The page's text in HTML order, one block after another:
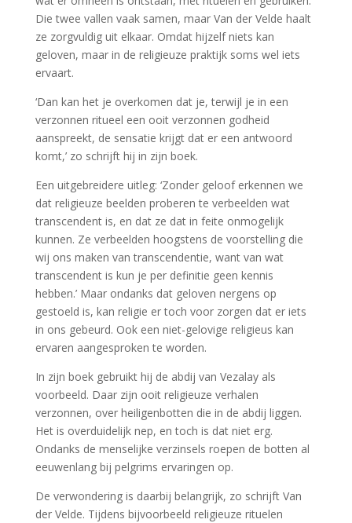
Die twee vallen vaak samen, maar Van der Velde haalt
ze zorgvuldig uit elkaar. Omdat hijzelf niets kan
geloven, maar in de religieuze praktijk soms wel iets
ervaart.
‘Dan kan het je overkomen dat je, terwijl je in een
verzonnen ritueel een ooit verzonnen godheid
aanspreekt, de sensatie krijgt dat er een antwoord
komt,’ zo schrijft hij in zijn boek.
Een uitgebreidere uitleg: ‘Zonder geloof erkennen we
dat religieuze beelden proberen te verbeelden wat
transcendent is, en dat ze dat in feite onmogelijk
kunnen. Ze verbeelden hoogstens de voorstelling die
wij ons maken van transcendentie, want van wat
transcendent is kun je per definitie geen kennis
hebben.’ Maar ondanks dat geloven nergens op
gestoeld is, kan religie er toch voor zorgen dat er iets
in ons gebeurd. Ook een niet-gelovige religieus kan
ervaren aangesproken te worden.
In zijn boek gebruikt hij de abdij van Vezalay als
voorbeeld. Daar zijn ooit religieuze verhalen
verzonnen, over heiligenbotten die in de abdij liggen.
Het is overduidelijk nep, en toch is dat niet erg.
Ondanks de menselijke verzinsels roepen de botten al
eeuwenlang bij pelgrims ervaringen op.
De verwondering is daarbij belangrijk, zo schrijft Van
der Velde. Tijdens bijvoorbeeld religieuze rituelen